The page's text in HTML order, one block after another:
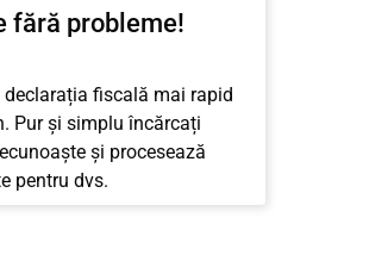
fără probleme!
fiscală mai rapid
Pur și simplu încărcați
și procesează
pentru dvs.